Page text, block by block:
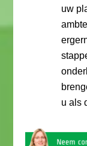
uw
u als